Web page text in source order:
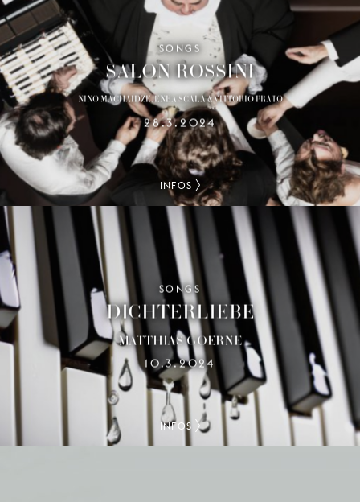
SONGS
SALON ROSSINI
NINO MACHAIDZE, ENEA SCALA & VITTORIO PRATO
28.3.2024
INFOS
SONGS
DICHTERLIEBE
MATTHIAS GOERNE
10.3.2024
INFOS